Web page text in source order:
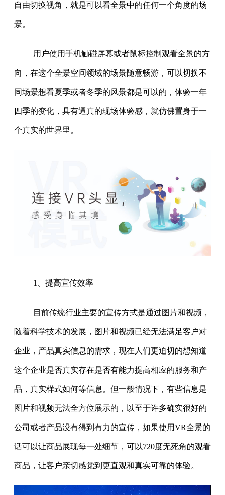
自由切换视角，就是可以看全景中的任何一个角度的场
景。
用户使用手机触碰屏幕或者鼠标控制观看全景的方
向，在这个全景空间领域的场景随意畅游，可以切换不
同场景想看夏季或者冬季的风景都是可以的，体验一年
四季的变化，具有逼真的现场体验感，就仿佛置身于一
个真实的世界里。
1、提高宣传效率
目前传统行业主要的宣传方式是通过图片和视频，
随着科学技术的发展，图片和视频已经无法满足客户对
企业，产品真实信息的需求，现在人们更迫切的想知道
这个企业是否真实存在是否有能力提高相应的服务和产
品，真实样式如何等信息。但一般情况下，有些信息是
图片和视频无法全方位展示的，以至于许多确实很好的
公司或者产品没有得到有力的宣传，如果使用VR全景的
话可以让商品展现每一处细节，可以720度无死角的观看
商品，让客户亲切感觉到更直观和真实可靠的体验。